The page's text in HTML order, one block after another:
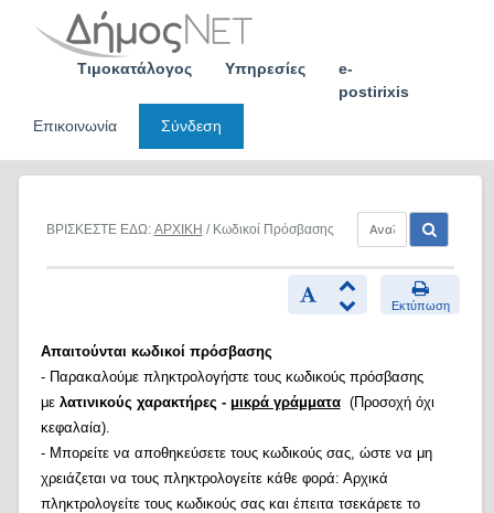
Τιμοκατάλογος Υπηρεσίες
e-
postirixis
Επικοινωνία
Σύνδεση
ΒΡΙΣΚΕΣΤΕ ΕΔΩ: ΑΡΧΙΚΗ / Κωδικοί Πρόσβασης
Εκτύπωση
Απαιτούνται κωδικοί πρόσβασης
- Παρακαλούμε πληκτρολογήστε τους κωδικούς πρόσβασης
με λατινικούς χαρακτήρες - μικρά γράμματα(Προσοχή όχι
κεφαλαία).
- Μπορείτε να αποθηκεύσετε τους κωδικούς σας, ώστε να μη
χρειάζεται να τους πληκτρολογείτε κάθε φορά: Αρχικά
πληκτρολογείτε τους κωδικούς σας και έπειτα τσεκάρετε το